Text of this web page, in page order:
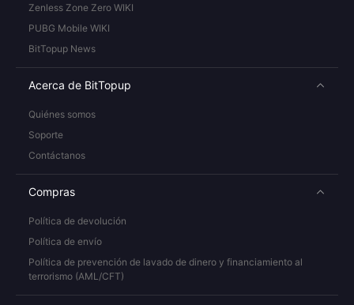
Zenless Zone Zero WIKI
PUBG Mobile WIKI
BitTopup News
Acerca de BitTopup
Quiénes somos
Soporte
Contáctanos
Compras
Política de devolución
Política de envío
Política de prevención de lavado de dinero y financiamiento al
terrorismo (AML/CFT)